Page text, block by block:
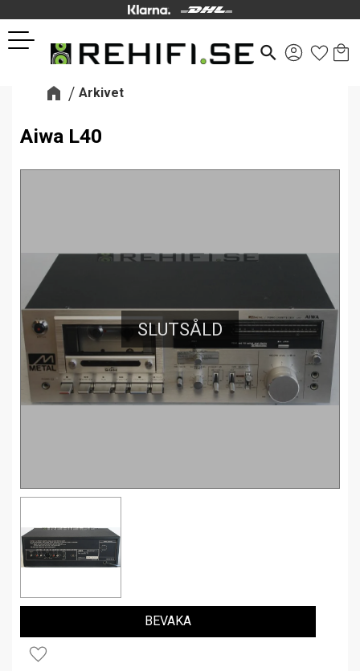
Meny
search
Arkivet
Aiwa L40
SLUTSÅLD
Lägg till i favoriter
BEVAKA